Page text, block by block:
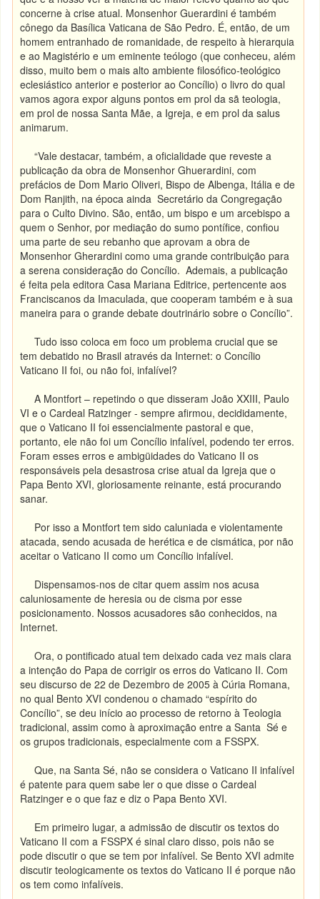
concerne à crise atual. Monsenhor Guerardini é também
cônego da Basílica Vaticana de São Pedro. É, então, de um
homem entranhado de romanidade, de respeito à hierarquia
e ao Magistério e um eminente teólogo (que conheceu, além
disso, muito bem o mais alto ambiente filosófico-teológico
eclesiástico anterior e posterior ao Concílio) o livro do qual
vamos agora expor alguns pontos em prol da sã teologia,
em prol de nossa Santa Mãe, a Igreja, e em prol da salus
animarum.
“Vale destacar, também, a oficialidade que reveste a
publicação da obra de Monsenhor Ghuerardini, com
prefácios de Dom Mario Oliveri, Bispo de Albenga, Itália e de
Dom Ranjith, na época ainda Secretário da Congregação
para o Culto Divino. São, então, um bispo e um arcebispo a
quem o Senhor, por mediação do sumo pontífice, confiou
uma parte de seu rebanho que aprovam a obra de
Monsenhor Gherardini como uma grande contribuição para
a serena consideração do Concílio. Ademais, a publicação
é feita pela editora Casa Mariana Editrice, pertencente aos
Franciscanos da Imaculada, que cooperam também e à sua
maneira para o grande debate doutrinário sobre o Concílio”.
Tudo isso coloca em foco um problema crucial que se
tem debatido no Brasil através da Internet: o Concílio
Vaticano II foi, ou não foi, infalível?
A Montfort – repetindo o que disseram João XXIII, Paulo
VI e o Cardeal Ratzinger - sempre afirmou, decididamente,
que o Vaticano II foi essencialmente pastoral e que,
portanto, ele não foi um Concílio infalível, podendo ter erros.
Foram esses erros e ambigüidades do Vaticano II os
responsáveis pela desastrosa crise atual da Igreja que o
Papa Bento XVI, gloriosamente reinante, está procurando
sanar.
Por isso a Montfort tem sido caluniada e violentamente
atacada, sendo acusada de herética e de cismática, por não
aceitar o Vaticano II como um Concílio infalível.
Dispensamos-nos de citar quem assim nos acusa
caluniosamente de heresia ou de cisma por esse
posicionamento. Nossos acusadores são conhecidos, na
Internet.
Ora, o pontificado atual tem deixado cada vez mais clara
a intenção do Papa de corrigir os erros do Vaticano II. Com
seu discurso de 22 de Dezembro de 2005 à Cúria Romana,
no qual Bento XVI condenou o chamado “espírito do
Concílio”, se deu início ao processo de retorno à Teologia
tradicional, assim como à aproximação entre a Santa Sé e
os grupos tradicionais, especialmente com a FSSPX.
Que, na Santa Sé, não se considera o Vaticano II infalível
é patente para quem sabe ler o que disse o Cardeal
Ratzinger e o que faz e diz o Papa Bento XVI.
Em primeiro lugar, a admissão de discutir os textos do
Vaticano II com a FSSPX é sinal claro disso, pois não se
pode discutir o que se tem por infalível. Se Bento XVI admite
discutir teologicamente os textos do Vaticano II é porque não
os tem como infalíveis.